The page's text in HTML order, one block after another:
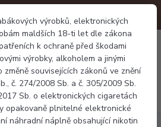
výrobků, elektronických
maldších 18-ti let dle zákona
k ochraně před škodami
výrobky, alkoholem a jinými
souvisejících zákonů ve znění
č. 274/2008 Sb. a č. 305/2009 Sb.
Sb. o elektronických cigaretách
opakovaně plnitelné elektronické
náhradní náplně obsahující nikotin
Menu
0 Kč